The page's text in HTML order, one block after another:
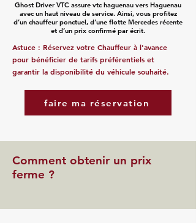
Ghost Driver VTC assure vtc haguenau vers Haguenau
avec un haut niveau de service. Ainsi, vous profitez
d’un chauffeur ponctuel, d’une flotte Mercedes récente
et d’un prix confirmé par écrit.
Astuce : Réservez votre Chauffeur à l'avance
pour bénéficier de tarifs préférentiels et
garantir la disponibilité du véhicule souhaité.
faire ma réservation
Comment obtenir un prix
ferme ?